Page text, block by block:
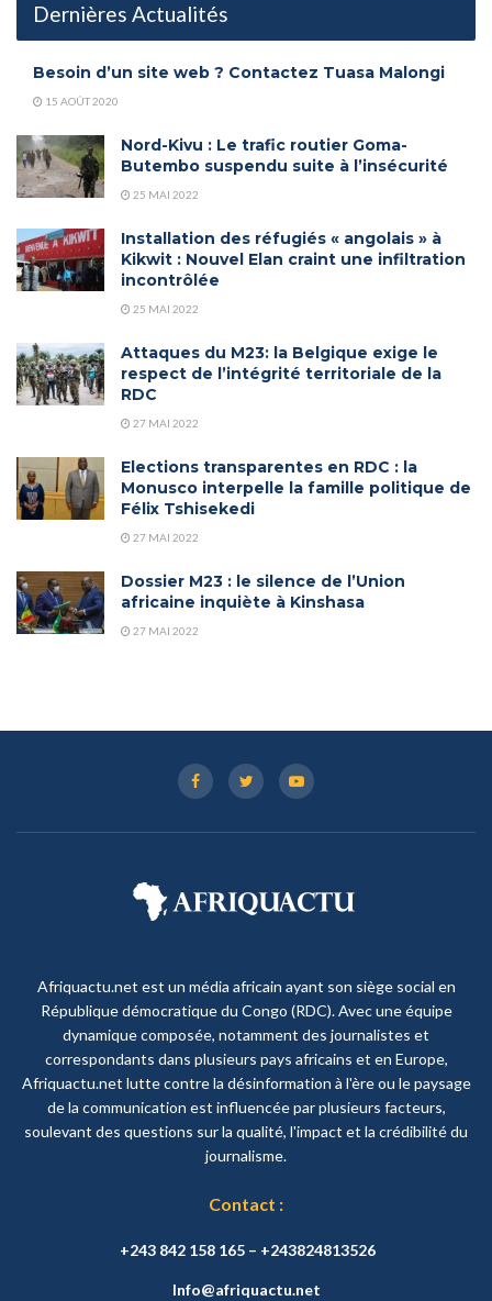
Dernières Actualités
Besoin d’un site web ? Contactez Tuasa Malongi
15 AOÛT 2020
Nord-Kivu : Le trafic routier Goma-
Butembo suspendu suite à l’insécurité
25 MAI 2022
Installation des réfugiés « angolais » à
Kikwit : Nouvel Elan craint une infiltration
incontrôlée
25 MAI 2022
Attaques du M23: la Belgique exige le
respect de l’intégrité territoriale de la
RDC
27 MAI 2022
Elections transparentes en RDC : la
Monusco interpelle la famille politique de
Félix Tshisekedi
27 MAI 2022
Dossier M23 : le silence de l’Union
africaine inquiète à Kinshasa
27 MAI 2022
Afriquactu.net est un média africain ayant son siège social en
République démocratique du Congo (RDC). Avec une équipe
dynamique composée, notamment des journalistes et
correspondants dans plusieurs pays africains et en Europe,
Afriquactu.net lutte contre la désinformation à l'ère ou le paysage
de la communication est influencée par plusieurs facteurs,
soulevant des questions sur la qualité, l'impact et la crédibilité du
journalisme.
Contact :
+243 842 158 165 – +243824813526
Info@afriquactu.net